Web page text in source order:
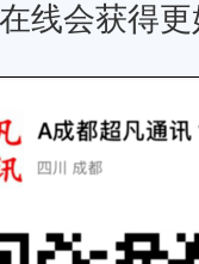
线会获得